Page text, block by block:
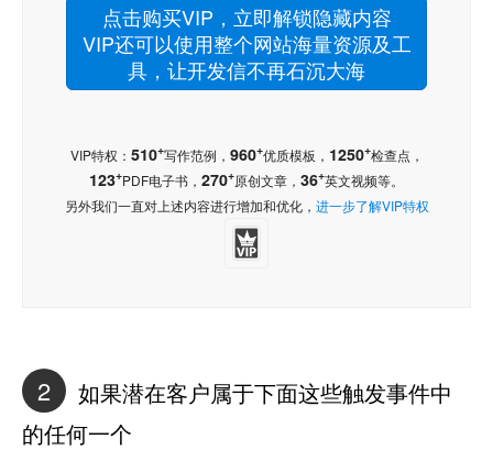
点击购买VIP，立即解锁隐藏内容
VIP还可以使用整个网站海量资源及工
具，让开发信不再石沉大海
VIP特权： 510+写作范例， 960+优质模板， 1250+检查点，
123+PDF电子书， 270+原创文章， 36+英文视频等。
另外我们一直对上述内容进行增加和优化， 进一步了解VIP特权
2
如果潜在客户属于下面这些触发事件中
的任何一个